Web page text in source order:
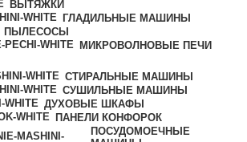
ВЫТЯЖКИ
ГЛАДИЛЬНЫЕ МАШИНЫ
ПЫЛЕСОСЫ
МИКРОВОЛНОВЫЕ ПЕЧИ
СТИРАЛЬНЫЕ МАШИНЫ
СУШИЛЬНЫЕ МАШИНЫ
ДУХОВЫЕ ШКАФЫ
ПАНЕЛИ КОНФОРОК
ПОСУДОМОЕЧНЫЕ